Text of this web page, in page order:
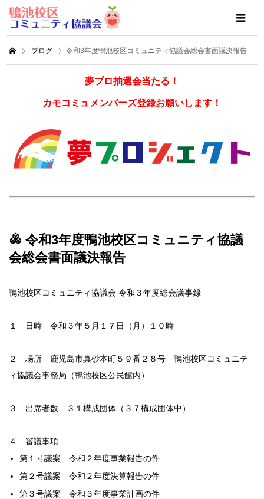
ブログ 令和3年度鴨池校区コミュニティ協議会総会書面議決報告
夢プロ抽選会当たる！
カモコミュメンバーズ登録お願いします！
令和3年度鴨池校区コミュニティ協議
会総会書面議決報告
鴨池校区コミュニティ協議会 令和３年度総会議事録
１ 日時 令和３年５月１７日（月）１０時
２ 場所 鹿児島市真砂本町５９番２８号 鴨池校区コミュニテ
ィ協議会事務局（鴨池校区公民館内）
３ 出席者数 ３１構成団体（３７構成団体中）
４ 審議事項
第１号議案 令和２年度事業報告の件
第２号議案 令和２年度決算報告の件
第３号議案 令和３年度事業計画の件